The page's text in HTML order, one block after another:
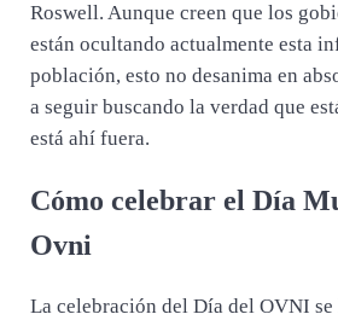
Roswell. Aunque creen que los
están ocultando actualmente esta
población, esto no desanima en
a seguir buscando la verdad que
está ahí fuera.
Cómo celebrar el Día
Ovni
La celebración del Día del OVNI se